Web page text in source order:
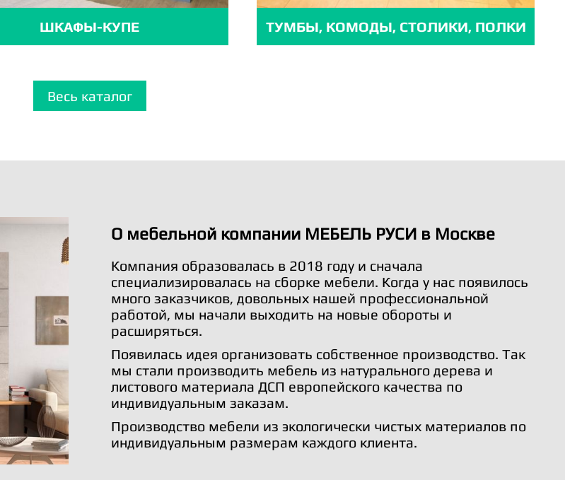
ШКАФЫ-КУПЕ ТУМБЫ, КОМОДЫ, СТОЛИКИ, ПОЛКИ
Весь каталог
О мебельной компании МЕБЕЛЬ РУСИ в Москве
Компания образовалась в 2018 году и сначала
специализировалась на сборке мебели. Когда у нас появилось
много заказчиков, довольных нашей профессиональной
работой, мы начали выходить на новые обороты и
расширяться.
Появилась идея организовать собственное производство. Так
мы стали производить мебель из натурального дерева и
листового материала ДСП европейского качества по
индивидуальным заказам.
Производство мебели из экологически чистых материалов по
индивидуальным размерам каждого клиента.